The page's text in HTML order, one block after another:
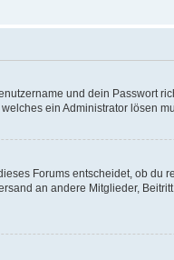
und dein Passwort
ein Administrator lösen
Forums entscheidet, ob
an andere Mitglieder,